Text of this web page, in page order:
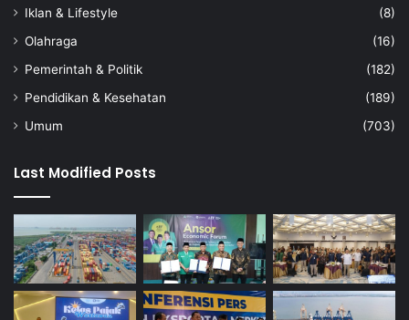
Iklan & Lifestyle
(8)
Olahraga
(16)
Pemerintah & Politik
(182)
Pendidikan & Kesehatan
(189)
Umum
(703)
Last Modified Posts